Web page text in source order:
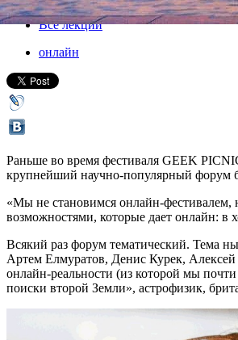
Все лекции
онлайн
Раньше во время фестиваля GEEK
крупнейший научно-популярный форум
«Мы не становимся онлайн-фестивалем,
возможностями, которые дает онлайн: в
Всякий раз форум тематический. Тема
Артем Елмуратов, Денис Курек,
онлайн-реальности (из которой мы
поиски второй Земли», астрофизик,